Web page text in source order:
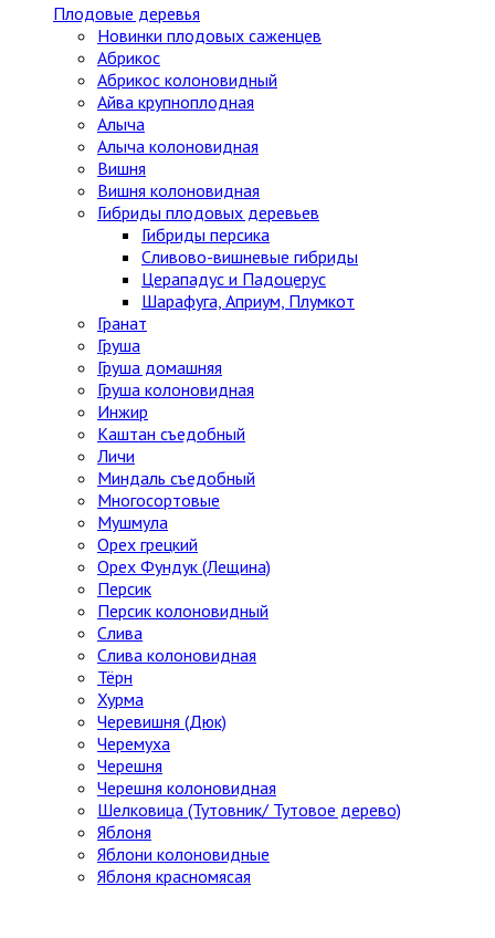
Плодовые деревья
Новинки плодовых саженцев
Абрикос
Абрикос колоновидный
Айва крупноплодная
Алыча
Алыча колоновидная
Вишня
Вишня колоновидная
Гибриды плодовых деревьев
Гибриды персика
Сливово-вишневые гибриды
Церападус и Падоцерус
Шарафуга, Априум, Плумкот
Гранат
Груша
Груша домашняя
Груша колоновидная
Инжир
Каштан съедобный
Личи
Миндаль съедобный
Многосортовые
Мушмула
Орех грецкий
Орех Фундук (Лещина)
Персик
Персик колоновидный
Слива
Слива колоновидная
Тёрн
Хурма
Черевишня (Дюк)
Черемуха
Черешня
Черешня колоновидная
Шелковица (Тутовник/ Тутовое дерево)
Яблоня
Яблони колоновидные
Яблоня красномясая